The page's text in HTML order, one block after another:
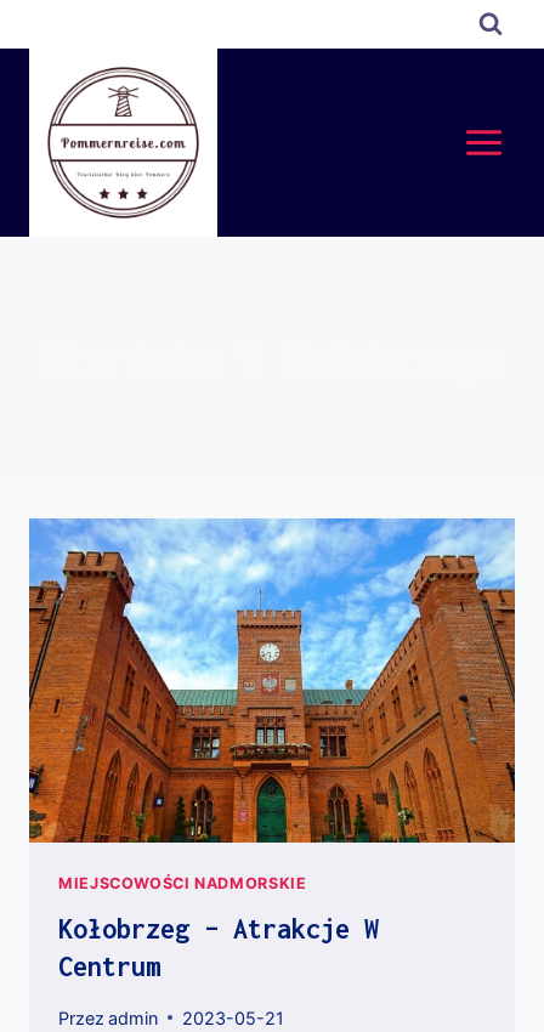
do
MIEJSCOWOŚCI NADMORSKIE
Kołobrzeg – Atrakcje W
Centrum
Przez admin 2023-05-21